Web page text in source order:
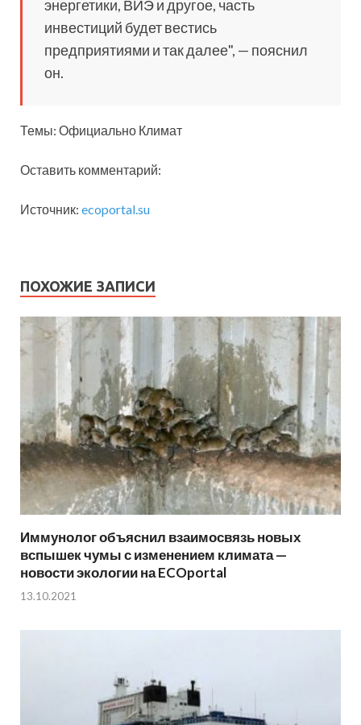
энергетики, ВИЭ и другое, часть
инвестиций будет вестись
предприятиями и так далее", — пояснил
он.
Темы: Официально Климат
Оставить комментарий:
Источник: ecoportal.su
ПОХОЖИЕ ЗАПИСИ
Иммунолог объяснил взаимосвязь новых
вспышек чумы с изменением климата —
новости экологии на ECOportal
13.10.2021